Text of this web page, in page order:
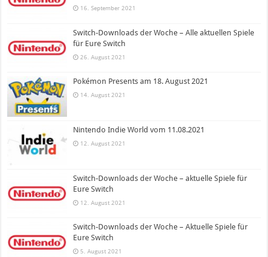
16. September 2021
Switch-Downloads der Woche – Alle aktuellen Spiele
für Eure Switch
26. August 2021
Pokémon Presents am 18. August 2021
14. August 2021
Nintendo Indie World vom 11.08.2021
12. August 2021
Switch-Downloads der Woche – aktuelle Spiele für
Eure Switch
12. August 2021
Switch-Downloads der Woche – Aktuelle Spiele für
Eure Switch
5. August 2021